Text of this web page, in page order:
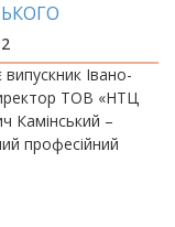
випускник Івано-
ТОВ «НТЦ
Камінський –
професійний